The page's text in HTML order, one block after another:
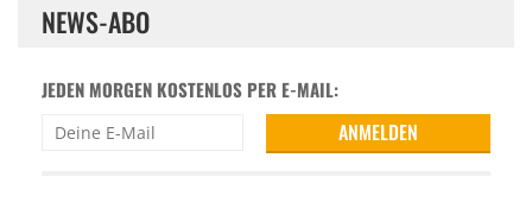
NEWS-ABO
JEDEN MORGEN KOSTENLOS PER E-MAIL: